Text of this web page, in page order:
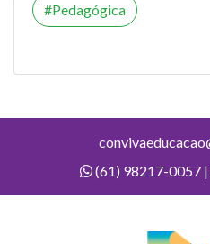
Pedagógica
(61) 98217-0057 |